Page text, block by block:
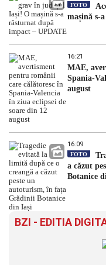
FOTO
mașină s-
16:21
MAE,
Spania-
august
16:09
FOTO
a căzut
Botanice
BZI - EDITIA